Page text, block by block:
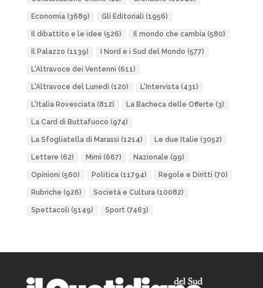
Economia(3689) Gli Editoriali (1956)
Il dibattito e le idee (526) Il mondo che cambia(580)
Il Palazzo (1139) I Nord e i Sud del Mondo (577)
L'Altravoce dei Ventenni (611)
L'Altravoce del Lunedì (120) L'Intervista(431)
L'Italia Rovesciata(812) La Bacheca delle Offerte (3)
La Card di Buttafuoco (974)
La Sfogliatella di Marassi (1214) Le due Italie (3052)
Lettere (62) Mimì (667) Nazionale (99)
Opinioni (560) Politica(11794) Regole e Diritti (70)
Rubriche (926) Società e Cultura(10082)
Spettacoli (5149) Sport(7463)